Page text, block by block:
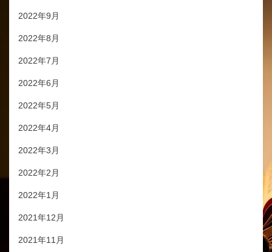
2022年9月
2022年8月
2022年7月
2022年6月
2022年5月
2022年4月
2022年3月
2022年2月
2022年1月
2021年12月
2021年11月